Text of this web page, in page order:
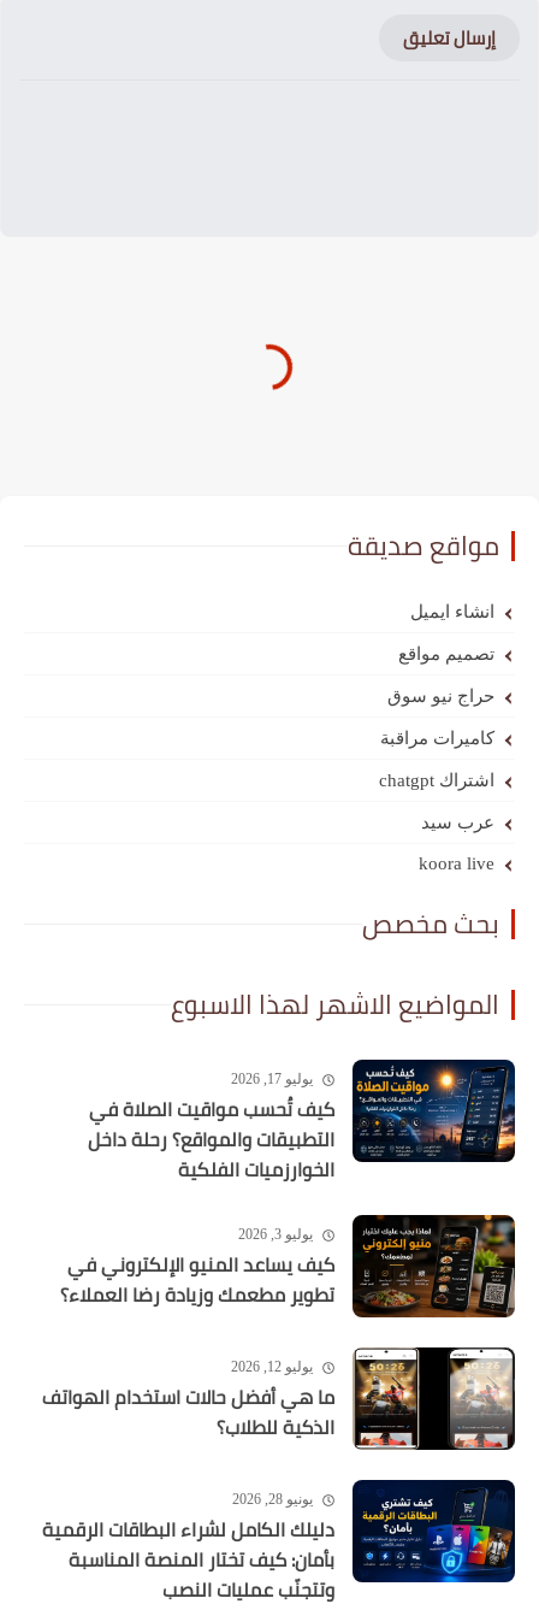
إرسال تعليق
مواقع صديقة
انشاء ايميل
تصميم مواقع
حراج نيو سوق
كاميرات مراقبة
اشتراك chatgpt
عرب سيد
koora live
بحث مخصص
المواضيع الاشهر لهذا الاسبوع
يوليو 17, 2026
كيف تُحسب مواقيت الصلاة في
التطبيقات والمواقع؟ رحلة داخل
الخوارزميات الفلكية
يوليو 3, 2026
كيف يساعد المنيو الإلكتروني في
تطوير مطعمك وزيادة رضا العملاء؟
يوليو 12, 2026
ما هي أفضل حالات استخدام الهواتف
الذكية للطلاب؟
يونيو 28, 2026
دليلك الكامل لشراء البطاقات الرقمية
بأمان: كيف تختار المنصة المناسبة
وتتجنّب عمليات النصب